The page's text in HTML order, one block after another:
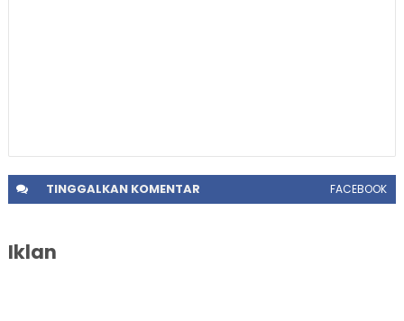
TINGGALKANKOMENTAR FACEBOOK
Iklan